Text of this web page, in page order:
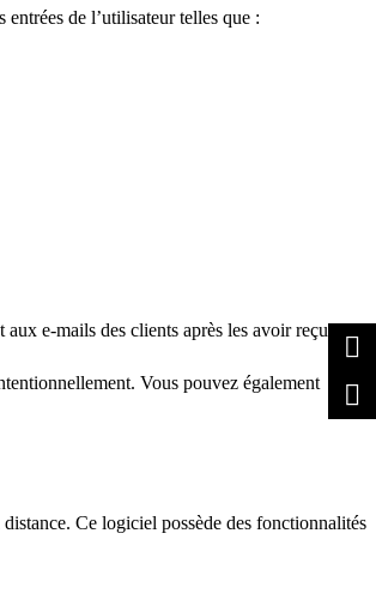
de l’utilisateur telles que :
e-mails des clients après les avoir reçus.
Vous pouvez également
Ce logiciel possède des fonctionnalités